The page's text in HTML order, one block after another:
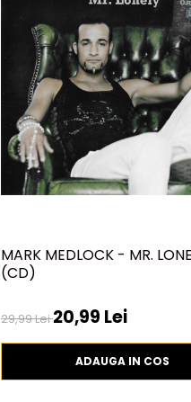
3:54
3:23
3:02
MARK MEDLOCK - MR.
(CD)
29,99 Lei20,99 Lei
ADAUGA IN COS